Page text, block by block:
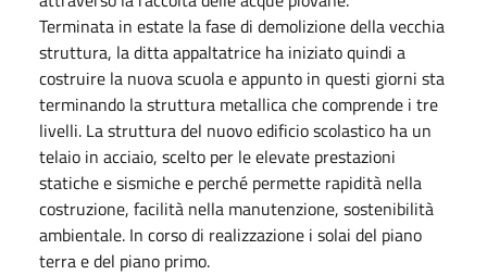
Terminata in estate la fase di demolizione della vecchia
struttura, la ditta appaltatrice ha iniziato quindi a
costruire la nuova scuola e appunto in questi giorni sta
terminando la struttura metallica che comprende i tre
livelli. La struttura del nuovo edificio scolastico ha un
telaio in acciaio, scelto per le elevate prestazioni
statiche e sismiche e perché permette rapidità nella
costruzione, facilità nella manutenzione, sostenibilità
ambientale. In corso di realizzazione i solai del piano
terra e del piano primo.